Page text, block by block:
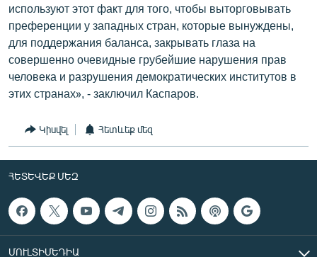
используют этот факт для того, чтобы выторговывать
преференции у западных стран, которые вынуждены,
для поддержания баланса, закрывать глаза на
совершенно очевидные грубейшие нарушения прав
человека и разрушения демократических институтов в
этих странах», - заключил Каспаров.
Կիսվել Հետևեք մեզ
ՀԵՏԵՎԵՔ ՄԵԶ
ՄՈՒԼՏԻՄԵԴԻԱ